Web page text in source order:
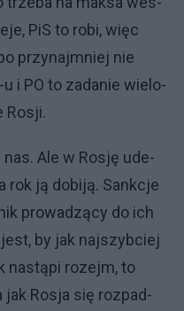
PiS to ro­bi, więc
przy­naj­mniej nie
i PO to za­da­nie wie­lo­
Ro­sji.
Ale w Ro­sję ude­
rok ją do­bi­ją. Sank­cje
pro­wa­dzą­cy do ich
by jak naj­szyb­ciej
na­stą­pi ro­zejm, to
jak Ro­sja się roz­pad­